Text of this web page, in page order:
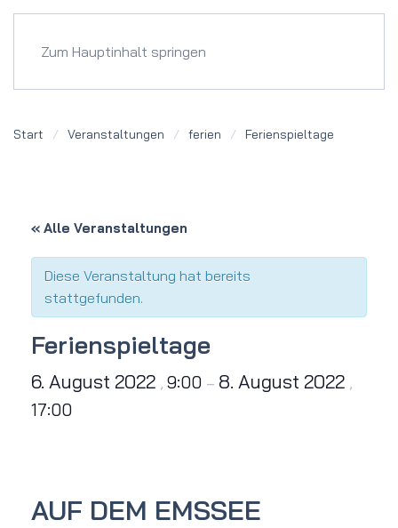
Zum Hauptinhalt springen
Start Veranstaltungen ferien Ferienspieltage
« Alle Veranstaltungen
Diese Veranstaltung hat bereits
stattgefunden.
Ferienspieltage
6. August 2022 , 9:00 – 8. August 2022 ,
17:00
AUF DEM EMSSEE